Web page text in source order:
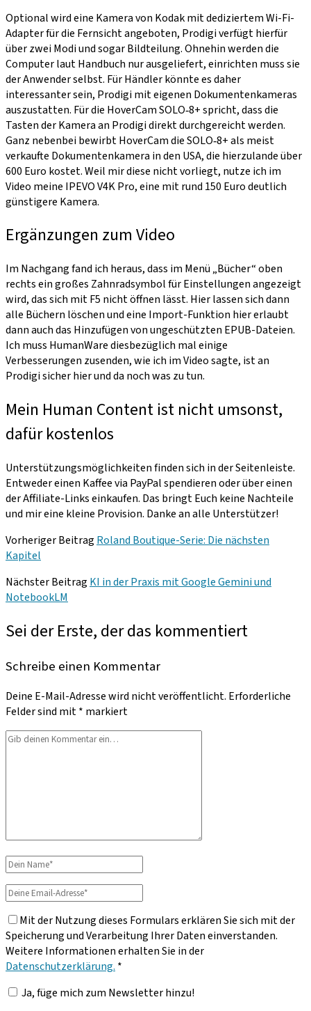
Optional wird eine Kamera von Kodak mit dediziertem Wi-Fi-
Adapter für die Fernsicht angeboten, Prodigi verfügt hierfür
über zwei Modi und sogar Bildteilung. Ohnehin werden die
Computer laut Handbuch nur ausgeliefert, einrichten muss sie
der Anwender selbst. Für Händler könnte es daher
interessanter sein, Prodigi mit eigenen Dokumentenkameras
auszustatten. Für die HoverCam SOLO‑8+ spricht, dass die
Tasten der Kamera an Prodigi direkt durchgereicht werden.
Ganz nebenbei bewirbt HoverCam die SOLO‑8+ als meist
verkaufte Dokumentenkamera in den USA, die hierzulande über
600 Euro kostet. Weil mir diese nicht vorliegt, nutze ich im
Video meine IPEVO V4K Pro, eine mit rund 150 Euro deutlich
günstigere Kamera.
Ergänzungen zum Video
Im Nachgang fand ich heraus, dass im Menü „Bücher“ oben
rechts ein großes Zahnradsymbol für Einstellungen angezeigt
wird, das sich mit F5 nicht öffnen lässt. Hier lassen sich dann
alle Büchern löschen und eine Import-Funktion hier erlaubt
dann auch das Hinzufügen von ungeschützten EPUB-Dateien.
Ich muss HumanWare diesbezüglich mal einige
Verbesserungen zusenden, wie ich im Video sagte, ist an
Prodigi sicher hier und da noch was zu tun.
Mein Human Content ist nicht umsonst,
dafür kostenlos
Unterstützungsmöglichkeiten finden sich in der Seitenleiste.
Entweder einen Kaffee via PayPal spendieren oder über einen
der Affiliate-Links einkaufen. Das bringt Euch keine Nachteile
und mir eine kleine Provision. Danke an alle Unterstützer!
Vorheriger Beitrag Roland Boutique-Serie: Die nächsten
Kapitel
Nächster Beitrag KI in der Praxis mit Google Gemini und
NotebookLM
Sei der Erste, der das kommentiert
Schreibe einen Kommentar
Deine E-Mail-Adresse wird nicht veröffentlicht. Erforderliche
Felder sind mit* markiert
Dein
Dein
Name
Deine
Email-
Adresse
Mit der Nutzung dieses Formulars erklären Sie sich mit der
Speicherung und Verarbeitung Ihrer Daten einverstanden.
Weitere Informationen erhalten Sie in der
Datenschutzerklärung. *
Ja, füge mich zum Newsletter hinzu!